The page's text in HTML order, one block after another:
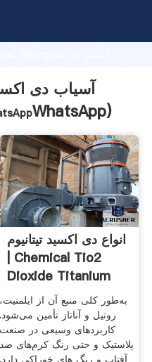
advanced research
آسیاب دی
WhatsApp)
انواع دی اکسید تیتانیوم
| Chemical Tio2
Dioxide Titanium
به‌طور کلی منبع آن از ایلمنیت،
روتیل و آناتاز تأمین می‌شود.
کاربردهای وسیعی در صنعت
پلاستیک و حتی رنگ کرم‌های ضد